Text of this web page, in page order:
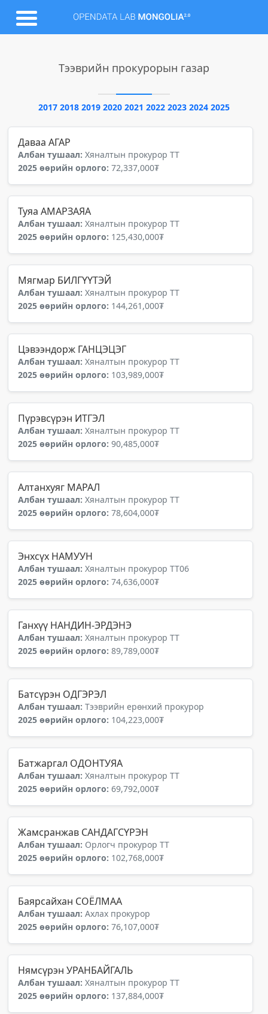
Тээврийн прокурорын газар
2017 2018 2019 2020 2021 2022 2023 2024 2025
Даваа АГАР
Албан тушаал: Хяналтын прокурор ТТ
2025 өөрийн орлого: 72,337,000₮
Туяа АМАРЗАЯА
Албан тушаал: Хяналтын прокурор ТТ
2025 өөрийн орлого: 125,430,000₮
Мягмар БИЛГҮҮТЭЙ
Албан тушаал: Хяналтын прокурор ТТ
2025 өөрийн орлого: 144,261,000₮
Цэвээндорж ГАНЦЭЦЭГ
Албан тушаал: Хяналтын прокурор ТТ
2025 өөрийн орлого: 103,989,000₮
Пүрэвсүрэн ИТГЭЛ
Албан тушаал: Хяналтын прокурор ТТ
2025 өөрийн орлого: 90,485,000₮
Алтанхуяг МАРАЛ
Албан тушаал: Хяналтын прокурор ТТ
2025 өөрийн орлого: 78,604,000₮
Энхсүх НАМУУН
Албан тушаал: Хяналтын прокурор ТТ06
2025 өөрийн орлого: 74,636,000₮
Ганхүү НАНДИН-ЭРДЭНЭ
Албан тушаал: Хяналтын прокурор ТТ
2025 өөрийн орлого: 89,789,000₮
Батсүрэн ОДГЭРЭЛ
Албан тушаал: Тээврийн ерөнхий прокурор
2025 өөрийн орлого: 104,223,000₮
Батжаргал ОДОНТУЯА
Албан тушаал: Хяналтын прокурор ТТ
2025 өөрийн орлого: 69,792,000₮
Жамсранжав САНДАГСҮРЭН
Албан тушаал: Орлогч прокурор ТТ
2025 өөрийн орлого: 102,768,000₮
Баярсайхан СОЁЛМАА
Албан тушаал: Ахлах прокурор
2025 өөрийн орлого: 76,107,000₮
Нямсүрэн УРАНБАЙГАЛЬ
Албан тушаал: Хяналтын прокурор ТТ
2025 өөрийн орлого: 137,884,000₮